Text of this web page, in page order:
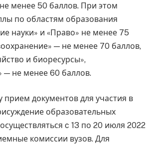
менее 50 баллов. При этом
по областям образования
науки» и «Право» не менее 75
— не менее 70 баллов,
и биоресурсы»,
— не менее 60 баллов.
прием документов для участия в
образовательных
c 13 по 20 июля 2022
комиссии вузов. Для